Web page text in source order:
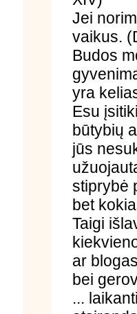
Jei
vaikus.
Budos
yra
Esu
būtybių
jūs
stiprybė
bet
Taigi
ar
bei
...